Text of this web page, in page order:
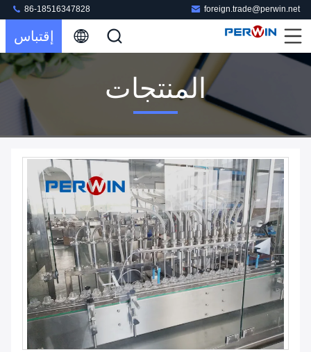
foreign.trade@perwin.net
86-18516347828
إقتباس
المنتجات